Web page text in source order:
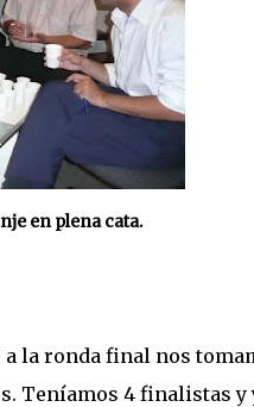
en plena cata.
la ronda final nos
Teníamos 4 finalistas y